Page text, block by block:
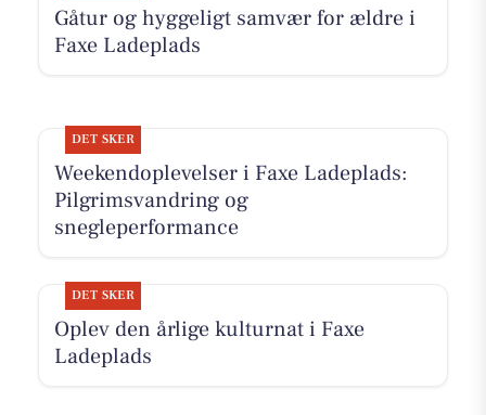
Gåtur og hyggeligt samvær for ældre i
Faxe Ladeplads
DET SKER
Weekendoplevelser i Faxe Ladeplads:
Pilgrimsvandring og
snegleperformance
DET SKER
Oplev den årlige kulturnat i Faxe
Ladeplads